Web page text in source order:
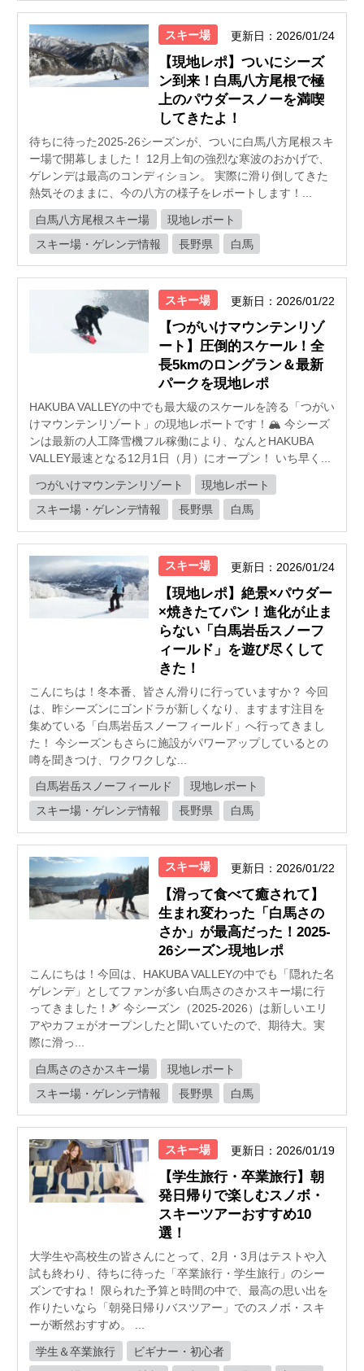
スキー場 更新日：2026/01/24
【現地レポ】ついにシーズ
ン到来！白馬八方尾根で極
上のパウダースノーを満喫
してきたよ！
待ちに待った2025-26シーズンが、ついに白馬八方尾根スキ
ー場で開幕しました！ 12月上旬の強烈な寒波のおかげで、
ゲレンデは最高のコンディション。 実際に滑り倒してきた
熱気そのままに、今の八方の様子をレポートします！...
白馬八方尾根スキー場
現地レポート
スキー場・ゲレンデ情報
長野県 白馬
スキー場 更新日：2026/01/22
【つがいけマウンテンリゾ
ート】圧倒的スケール！全
長5kmのロングラン＆最新
パークを現地レポ
HAKUBA VALLEYの中でも最大級のスケールを誇る「つがい
けマウンテンリゾート」の現地レポートです！🏔️ 今シーズ
ンは最新の人工降雪機フル稼働により、なんとHAKUBA
VALLEY最速となる12月1日（月）にオープン！ いち早く...
つがいけマウンテンリゾート
現地レポート
スキー場・ゲレンデ情報
長野県 白馬
スキー場 更新日：2026/01/24
【現地レポ】絶景×パウダー
×焼きたてパン！進化が止ま
らない「白馬岩岳スノーフ
ィールド」を遊び尽くして
きた！
こんにちは！冬本番、皆さん滑りに行っていますか？ 今回
は、昨シーズンにゴンドラが新しくなり、ますます注目を
集めている「白馬岩岳スノーフィールド」へ行ってきまし
た！ 今シーズンもさらに施設がパワーアップしているとの
噂を聞きつけ、ワクワクしな...
白馬岩岳スノーフィールド
現地レポート
スキー場・ゲレンデ情報
長野県 白馬
スキー場 更新日：2026/01/22
【滑って食べて癒されて】
生まれ変わった「白馬さの
さか」が最高だった！2025-
26シーズン現地レポ
こんにちは！今回は、HAKUBA VALLEYの中でも「隠れた名
ゲレンデ」としてファンが多い白馬さのさかスキー場に行
ってきました！🎿 今シーズン（2025-2026）は新しいエリ
アやカフェがオープンしたと聞いていたので、期待大。実
際に滑っ...
白馬さのさかスキー場
現地レポート
スキー場・ゲレンデ情報
長野県 白馬
スキー場 更新日：2026/01/19
【学生旅行・卒業旅行】朝
発日帰りで楽しむスノボ・
スキーツアーおすすめ10
選！
大学生や高校生の皆さんにとって、2月・3月はテストや入
試も終わり、待ちに待った「卒業旅行・学生旅行」のシー
ズンですね！ 限られた予算と時間の中で、最高の思い出を
作りたいなら「朝発日帰りバスツアー」でのスノボ・スキ
ーが断然おすすめ。 ...
学生＆卒業旅行
ビギナー・初心者